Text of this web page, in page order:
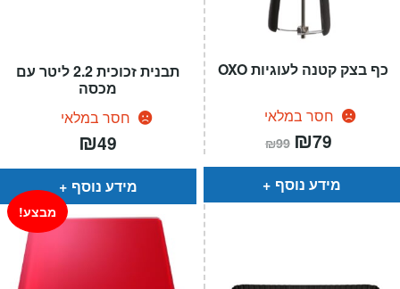
תבנית זכוכית 2.2 ליטר עם
מכסה
חסר במלאי
₪49
מידע נוסף
כף בצק קטנה לעוגיות OXO
חסר במלאי
₪99 המחיר
המקורי
היה:
₪99.
₪79
הוא:
מידע נוסף
מבצע!